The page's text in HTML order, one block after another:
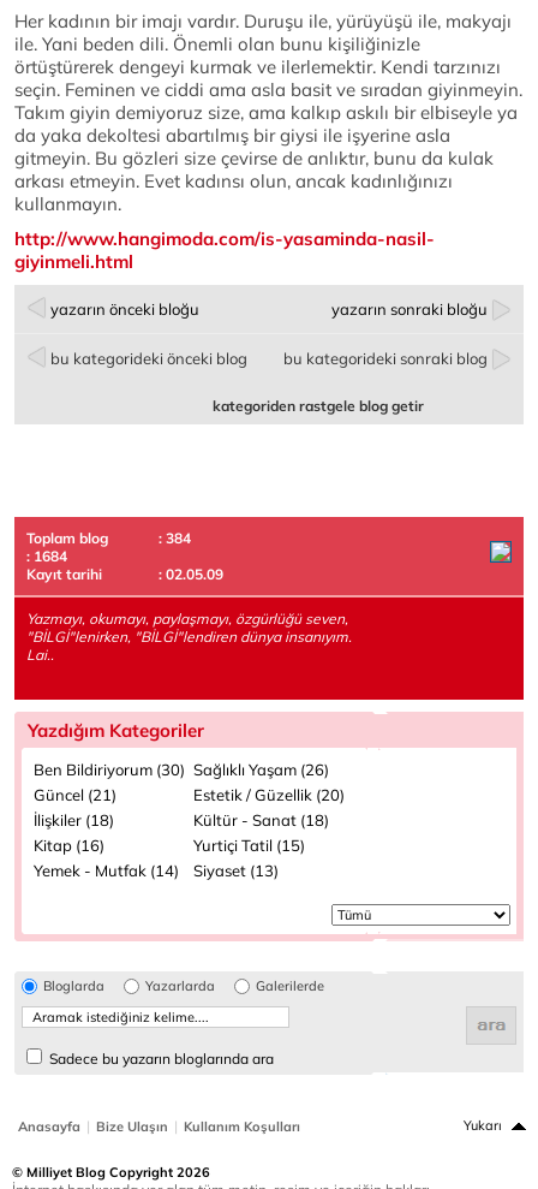
Her kadının bir imajı vardır. Duruşu ile, yürüyüşü ile, makyajı
ile. Yani beden dili. Önemli olan bunu kişiliğinizle
örtüştürerek dengeyi kurmak ve ilerlemektir. Kendi tarzınızı
seçin. Feminen ve ciddi ama asla basit ve sıradan giyinmeyin.
Takım giyin demiyoruz size, ama kalkıp askılı bir elbiseyle ya
da yaka dekoltesi abartılmış bir giysi ile işyerine asla
gitmeyin. Bu gözleri size çevirse de anlıktır, bunu da kulak
arkası etmeyin. Evet kadınsı olun, ancak kadınlığınızı
kullanmayın.
http://www.hangimoda.com/is-yasaminda-nasil-
giyinmeli.html
yazarın önceki bloğu yazarın sonraki bloğu
bu kategorideki önceki blog bu kategorideki sonraki blog
kategoriden rastgele blog getir
Toplam blog
: 384
: 1684
Kayıt tarihi
: 02.05.09
Yazmayı, okumayı, paylaşmayı, özgürlüğü seven,
"BİLGİ"lenirken, "BİLGİ"lendiren dünya insanıyım.
Lai..
Yazdığım Kategoriler
Ben Bildiriyorum (30) Sağlıklı Yaşam (26)
Güncel (21)
Estetik / Güzellik (20)
İlişkiler (18)
Kültür - Sanat (18)
Kitap (16)
Yurtiçi Tatil (15)
Yemek - Mutfak (14)
Siyaset (13)
Bloglarda Yazarlarda Galerilerde
Sadece bu yazarın bloglarında ara
Anasayfa | Bize Ulaşın | Kullanım Koşulları Yukarı
© Milliyet Blog Copyright 2026